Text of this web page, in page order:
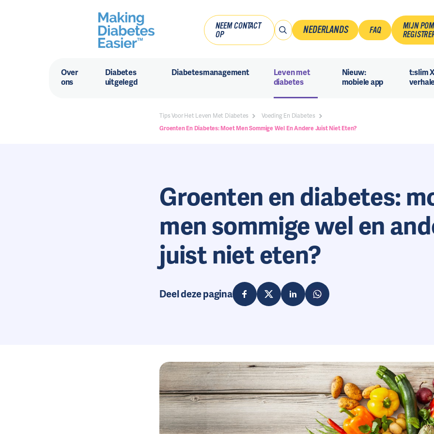
NEEM CONTACT
OP
NEDERLANDS
Nederlands
FAQ
MIJN
Over
ons
Diabetes
uitgelegd
Diabetesmanagement
Leven met
diabetes
Nieuw:
mobiele app
t:slim
Tips Voor Het Leven Met Diabetes
Voeding En Diabetes
Groenten En Diabetes: Moet Men Sommige Wel En Andere Juist Niet Eten?
Groenten en diabetes:
men sommige wel en
juist niet eten?
Deel deze pagina